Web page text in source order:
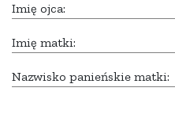
Imię ojca:
Imię matki:
Nazwisko panieńskie matki: